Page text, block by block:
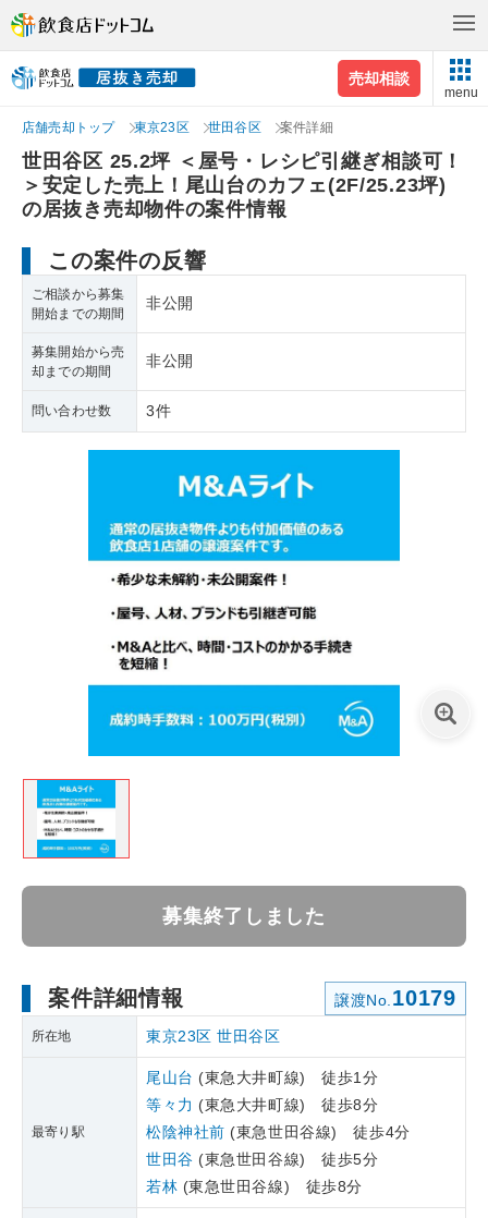
売却相談
menu
店舗売却トップ 東京23区 世田谷区 案件詳細
世田谷区 25.2坪 ＜屋号・レシピ引継ぎ相談可！
＞安定した売上！尾山台のカフェ(2F/25.23坪)
の居抜き売却物件の案件情報
この案件の反響
ご相談から募集
開始までの期間
非公開
募集開始から売
却までの期間
非公開
問い合わせ数 3件
募集終了しました
案件詳細情報 譲渡No. 10179
所在地 東京23区 世田谷区
最寄り駅
尾山台 (東急大井町線) 徒歩1分
等々力 (東急大井町線) 徒歩8分
松陰神社前 (東急世田谷線) 徒歩4分
世田谷 (東急世田谷線) 徒歩5分
若林 (東急世田谷線) 徒歩8分